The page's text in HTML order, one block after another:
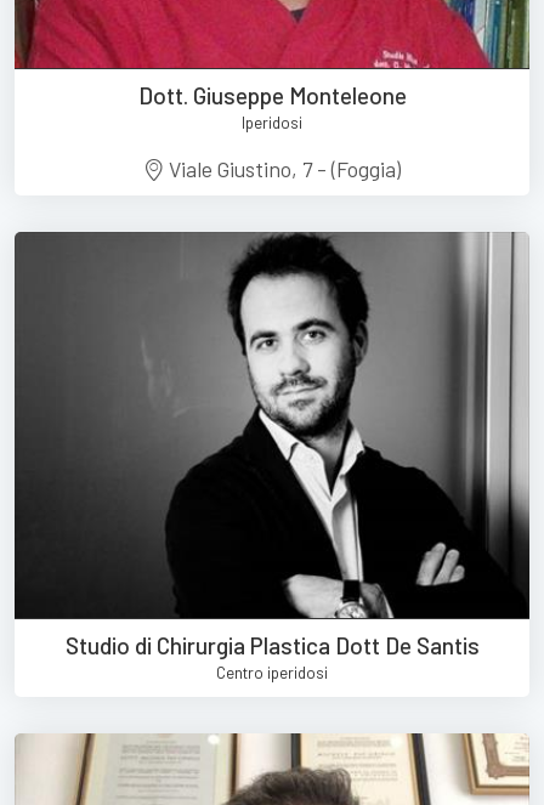
Dott. Giuseppe Monteleone
Iperidosi
Viale Giustino, 7 - (Foggia)
Studio di Chirurgia Plastica Dott De Santis
Centro iperidosi